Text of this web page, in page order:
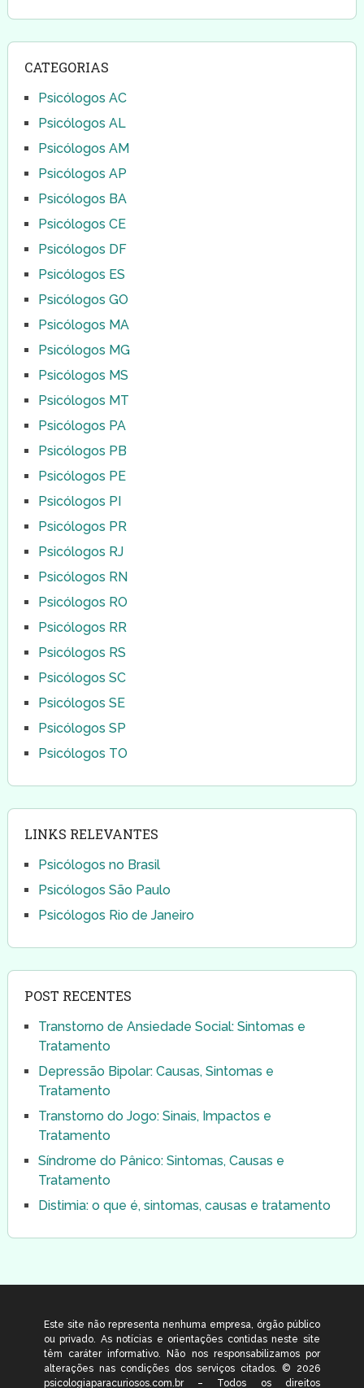
CATEGORIAS
Psicólogos AC
Psicólogos AL
Psicólogos AM
Psicólogos AP
Psicólogos BA
Psicólogos CE
Psicólogos DF
Psicólogos ES
Psicólogos GO
Psicólogos MA
Psicólogos MG
Psicólogos MS
Psicólogos MT
Psicólogos PA
Psicólogos PB
Psicólogos PE
Psicólogos PI
Psicólogos PR
Psicólogos RJ
Psicólogos RN
Psicólogos RO
Psicólogos RR
Psicólogos RS
Psicólogos SC
Psicólogos SE
Psicólogos SP
Psicólogos TO
LINKS RELEVANTES
Psicólogos no Brasil
Psicólogos São Paulo
Psicólogos Rio de Janeiro
POST RECENTES
Transtorno de Ansiedade Social: Sintomas e
Tratamento
Depressão Bipolar: Causas, Sintomas e
Tratamento
Transtorno do Jogo: Sinais, Impactos e
Tratamento
Síndrome do Pânico: Sintomas, Causas e
Tratamento
Distimia: o que é, sintomas, causas e tratamento
Este site não representa nenhuma empresa, órgão público
ou privado. As notícias e orientações contidas neste site
têm caráter informativo. Não nos responsabilizamos por
alterações nas condições dos serviços citados. © 2026
psicologiaparacuriosos.com.br – Todos os direitos